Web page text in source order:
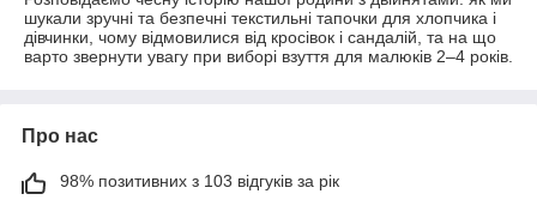
шукали зручні та безпечні текстильні тапочки для хлопчика і
дівчинки, чому відмовилися від кросівок і сандалій, та на що
варто звернути увагу при виборі взуття для малюків 2–4 років.
Про нас
98% позитивних з 103 відгуків за рік